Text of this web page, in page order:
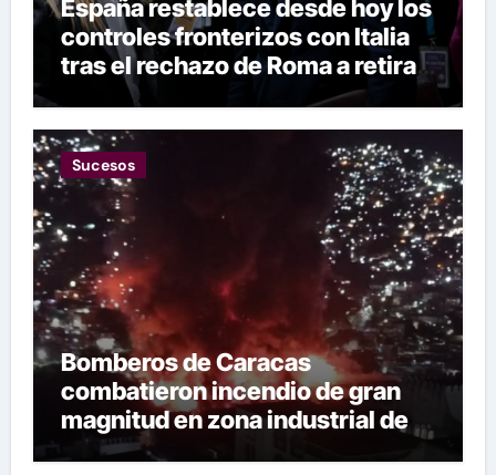
España restablece desde hoy los
controles fronterizos con Italia
tras el rechazo de Roma a retirar
las restricciones
Sucesos
Bomberos de Caracas
combatieron incendio de gran
magnitud en zona industrial de El
Llanito